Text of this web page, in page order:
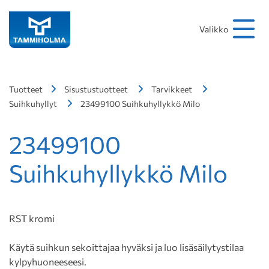
Valikko
Tuotteet Sisustustuotteet
Tarvikkeet
Suihkuhyllyt
23499100 Suihkuhyllykkö Milo
23499100
Suihkuhyllykkö Milo
RST kromi
Käytä suihkun sekoittajaa hyväksi ja luo lisäsäilytystilaa
kylpyhuoneeseesi.